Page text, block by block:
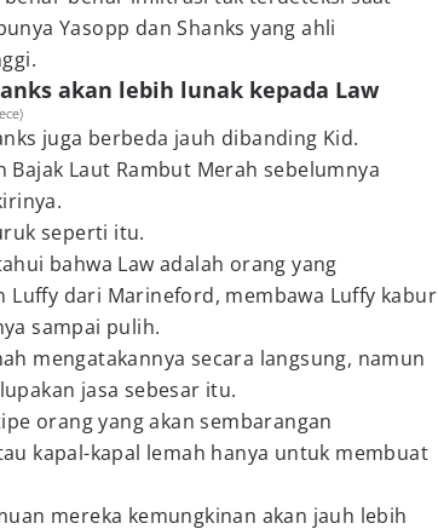
Yasopp dan Shanks yang ahli
akan lebih lunak kepada Law
juga berbeda jauh dibanding Kid.
Laut Rambut Merah sebelumnya
seperti itu.
bahwa Law adalah orang yang
Luffy dari Marineford, membawa Luffy kabur
sampai pulih.
mengatakannya secara langsung, namun
jasa sebesar itu.
orang yang akan sembarangan
kapal-kapal lemah hanya untuk membuat
mereka kemungkinan akan jauh lebih